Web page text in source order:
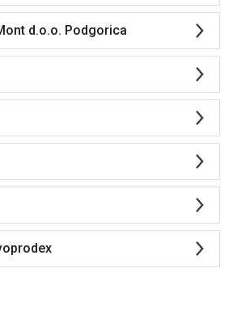
d.o.o. Podgorica